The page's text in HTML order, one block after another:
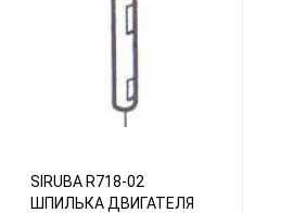
SIRUBA R718-02
ШПИЛЬКА ДВИГАТЕЛЯ